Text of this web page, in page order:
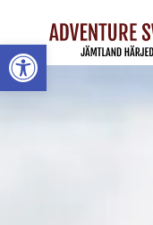
Open toolbar